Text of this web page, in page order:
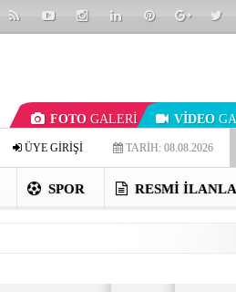
FOTO GALERİ VİDEO
TARİH: 08.08.2026
ÜYE GİRİŞİ
SPOR RESMI